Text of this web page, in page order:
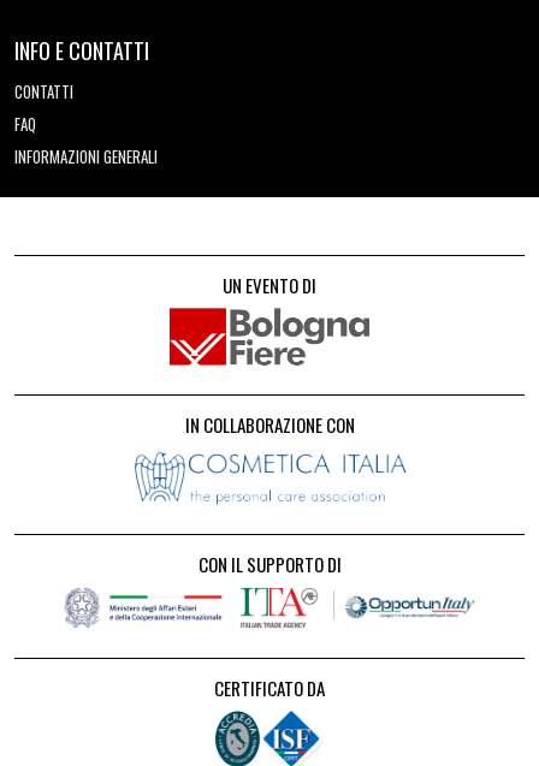
INFO E CONTATTI
CONTATTI
FAQ
INFORMAZIONI GENERALI
UN EVENTO DI
IN COLLABORAZIONE CON
CON IL SUPPORTO DI
CERTIFICATO DA